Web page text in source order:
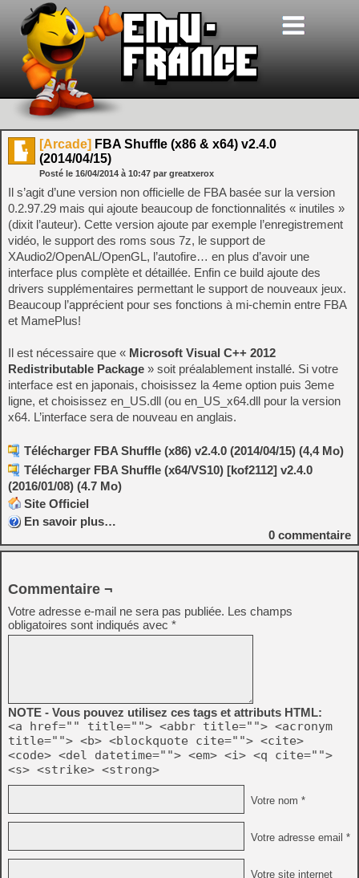
[Arcade] FBA Shuffle (x86 & x64) v2.4.0
(2014/04/15)
Posté le 16/04/2014 à 10:47 par greatxerox
Il s’agit d’une version non officielle de FBA basée sur la version
0.2.97.29 mais qui ajoute beaucoup de fonctionnalités « inutiles »
(dixit l’auteur). Cette version ajoute par exemple l’enregistrement
vidéo, le support des roms sous 7z, le support de
XAudio2/OpenAL/OpenGL, l’autofire… en plus d’avoir une
interface plus complète et détaillée. Enfin ce build ajoute des
drivers supplémentaires permettant le support de nouveaux jeux.
Beaucoup l’apprécient pour ses fonctions à mi-chemin entre FBA
et MamePlus!
Il est nécessaire que « Microsoft Visual C++ 2012
Redistributable Package » soit préalablement installé. Si votre
interface est en japonais, choisissez la 4eme option puis 3eme
ligne, et choisissez en_US.dll (ou en_US_x64.dll pour la version
x64. L’interface sera de nouveau en anglais.
Télécharger FBA Shuffle (x86) v2.4.0 (2014/04/15) (4,4 Mo)
Télécharger FBA Shuffle (x64/VS10) [kof2112] v2.4.0
(2016/01/08) (4.7 Mo)
Site Officiel
En savoir plus…
0 commentaire
Commentaire ¬
Votre adresse e-mail ne sera pas publiée. Les champs
obligatoires sont indiqués avec *
NOTE - Vous pouvez utilisez ces tags et attributs HTML:
<a href="" title=""> <abbr title=""> <acronym
title=""> <b> <blockquote cite=""> <cite>
<code> <del datetime=""> <em> <i> <q cite="">
<s> <strike> <strong>
Votre nom *
Votre adresse email *
Votre site internet